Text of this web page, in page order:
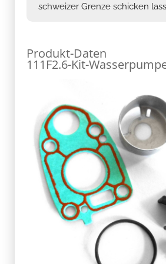
schweizer Grenze schicken
Produkt-Daten
111F2.6-Kit-